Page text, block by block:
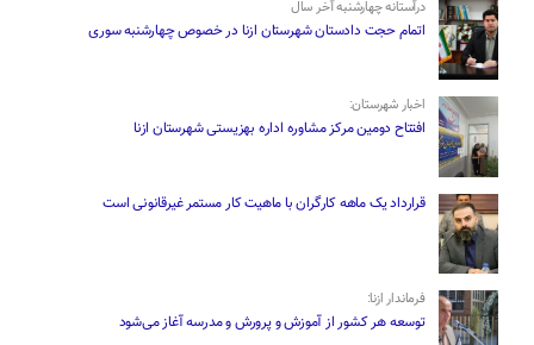
درآستانه چهارشنبه آخر سال
اتمام حجت دادستان شهرستان ازنا در خصوص چهارشنبه ‌سوری
اخبار شهرستان:
افتتاح دومین مرکز مشاوره اداره بهزیستی شهرستان ازنا
قرارداد یک ماهه کارگران با ماهیت کار مستمر غیرقانونی است
فرماندار ازنا:
توسعه هر کشور از آموزش و پرورش و مدرسه آغاز می‌شود